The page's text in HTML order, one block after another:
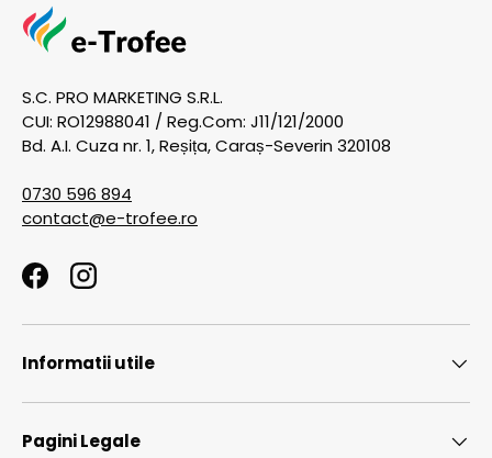
S.C. PRO MARKETING S.R.L.
CUI: RO12988041 / Reg.Com: J11/121/2000
Bd. A.I. Cuza nr. 1, Reșița, Caraș-Severin 320108
0730 596 894
contact@e-trofee.ro
FacebookInstagram
Informatii utile
Pagini Legale